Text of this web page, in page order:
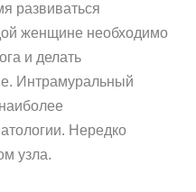
развиваться
женщине необходимо
и делать
Интрамуральный
Нередко
узла.